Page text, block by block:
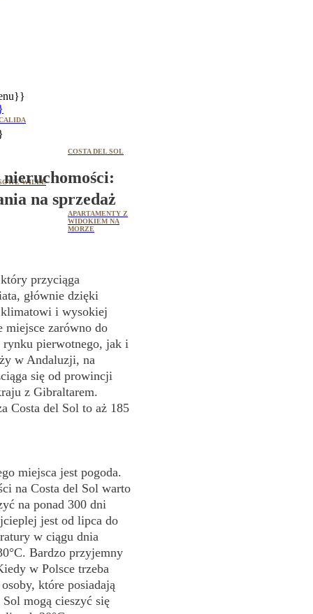
COSTA DEL SOL
WILLE
APARTAMENTY Z
WIDOKIEM NA
MORZE
nieruchomości:
na sprzedaż
przyciąga
głównie dzięki
i wysokiej
miejsce zarówno do
rynku pierwotnego, jak i
w Andaluzji, na
się od prowincji
z Gibraltarem.
Costa del Sol to aż 185
miejsca jest pogoda.
na Costa del Sol warto
na ponad 300 dni
jest od lipca do
w ciągu dnia
Bardzo przyjemny
w Polsce trzeba
które posiadają
mogą cieszyć się